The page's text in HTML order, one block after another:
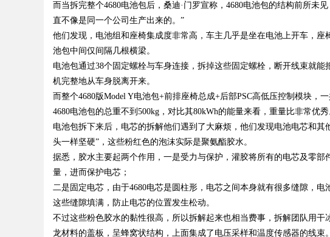
!
Bo
而当拆完整个4680电池包后，桑迪·门罗宣称，4680电池包的结构前所未
直不像是同一个公司生产出来的。”
他们发现，电池组和座椅集成度非常高，车主几乎是坐在电池上开车，
池包中间仅间隔几根横梁。
电池包通过38个固定螺栓与车身连接，拆掉这些固定螺栓，断开线束就
机完整地从车身脱离开来。
而整个4680版Model Y电池包+前排座椅总成+后部PSC高低压控制模块，
4680电池包的总重不到500kg，对比其80kWh的能量来看，重量比非常优秀
电池包拆下来后，电芯的拆解他们遇到了大麻烦，他们发现电池电芯和
头一样坚硬”，这些粉红色的泡沫实际是聚氨酯胶水。
据悉，胶水主要起两个作用，一是受力与保护，灌胶将所有的电芯及零
量，进而保护电芯；
二是固定电芯，由于4680电芯是圆柱形，电芯之间本身就有很多缝隙，
这些缝隙填满，防止电芯的位置发生松动。
不过这些粉色胶水的黏性很高，所以拆解起来也相当费事，拆解团队用
龙材料的盖板，呈蜂窝状结构，上面集成了电压采样和温度传感器的线束。